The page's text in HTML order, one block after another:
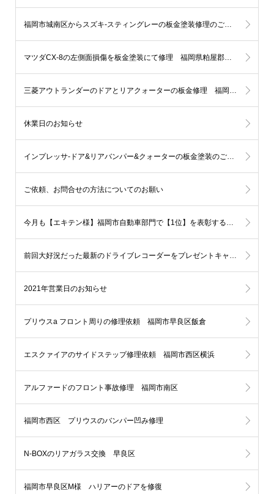
福岡市城南区からスズキ-スティングレーの板金塗装修理のご依頼です
マツダCX-8の左側面損傷を板金塗装にて修理 福岡県粕屋郡M様
三菱アウトランダーのドアとリアクォーターの板金修理 福岡市西区K様
休業日のお知らせ
インプレッサ-ドア&リアバンパー&クォーターの板金塗装のご依頼 福岡市早良区Ｋ様
ご依頼、お問合せの方法についてのお願い
今月も【エキテン様】福岡市自動車部門で【1位】を表彰する事となりました!!
前回大好況だった最新のドライブレコーダーをプレゼントキャンペーン第2弾を開催します！
2021年営業日のお知らせ
プリウスa フロント周りの修理依頼 福岡市早良区飯倉
エスクァイアのサイドステップ修理依頼 福岡市西区横浜
アルファードのフロント事故修理 福岡市南区
福岡市西区 プリウスのバンパー凹み修理
N-BOXのリアガラス交換 早良区
福岡市早良区M様 ハリアーのドアを修復